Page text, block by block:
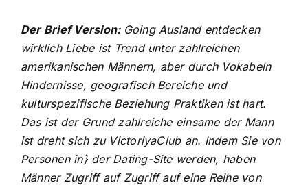
Der Brief Version: Going Ausland entdecken
wirklich Liebe ist Trend unter zahlreichen
amerikanischen Männern, aber durch Vokabeln
Hindernisse, geografisch Bereiche und
kulturspezifische Beziehung Praktiken ist hart.
Das ist der Grund zahlreiche einsame der Mann
ist dreht sich zu VictoriyaClub an. Indem Sie von
Personen in} der Dating-Site werden, haben
Männer Zugriff auf Zugriff auf eine Reihe von